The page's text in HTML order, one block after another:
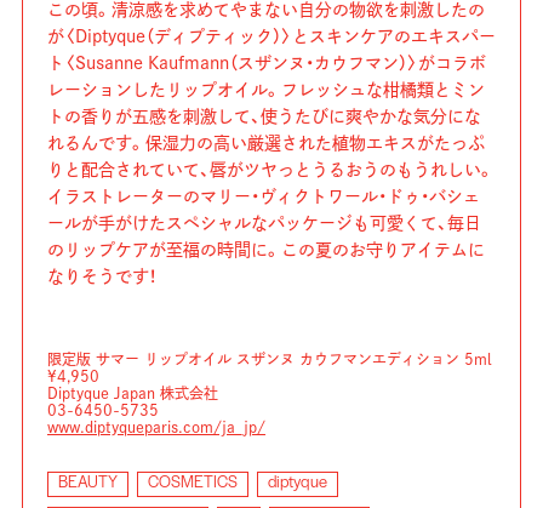
この頃。清涼感を求めてやまない自分の物欲を刺激したの
が〈Diptyque（ディプティック）〉とスキンケアのエキスパー
ト〈Susanne Kaufmann（スザンヌ・カウフマン）〉がコラボ
レーションしたリップオイル。フレッシュな柑橘類とミン
トの香りが五感を刺激して、使うたびに爽やかな気分にな
れるんです。保湿力の高い厳選された植物エキスがたっぷ
りと配合されていて、唇がツヤっとうるおうのもうれしい。
イラストレーターのマリー・ヴィクトワール・ドゥ・バシェ
ールが手がけたスペシャルなパッケージも可愛くて、毎日
のリップケアが至福の時間に。この夏のお守りアイテムに
なりそうです！
限定版 サマー リップオイル スザンヌ カウフマンエディション 5ml
¥4,950
Diptyque Japan 株式会社
03-6450-5735
www.diptyqueparis.com/ja_jp/
BEAUTY COSMETICS
diptyque